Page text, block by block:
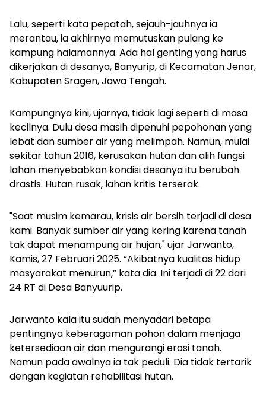
Lalu, seperti kata pepatah, sejauh-jauhnya ia
merantau, ia akhirnya memutuskan pulang ke
kampung halamannya. Ada hal genting yang harus
dikerjakan di desanya, Banyurip, di Kecamatan Jenar,
Kabupaten Sragen, Jawa Tengah.
Kampungnya kini, ujarnya, tidak lagi seperti di masa
kecilnya. Dulu desa masih dipenuhi pepohonan yang
lebat dan sumber air yang melimpah. Namun, mulai
sekitar tahun 2016, kerusakan hutan dan alih fungsi
lahan menyebabkan kondisi desanya itu berubah
drastis. Hutan rusak, lahan kritis terserak.
"Saat musim kemarau, krisis air bersih terjadi di desa
kami. Banyak sumber air yang kering karena tanah
tak dapat menampung air hujan," ujar Jarwanto,
Kamis, 27 Februari 2025. “Akibatnya kualitas hidup
masyarakat menurun,” kata dia. Ini terjadi di 22 dari
24 RT di Desa Banyuurip.
Jarwanto kala itu sudah menyadari betapa
pentingnya keberagaman pohon dalam menjaga
ketersediaan air dan mengurangi erosi tanah.
Namun pada awalnya ia tak peduli. Dia tidak tertarik
dengan kegiatan rehabilitasi hutan.